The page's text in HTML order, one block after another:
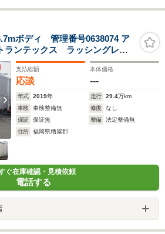
ボディ 管理番号0638074 ア
ンテックス ラッシングレー
90度ストッパー LED庫内灯3ケ
支払総額
応談
本体価格
---
年式 2019年 走行 29.4万km
車検
車検整備無 修復
なし
保証
保証無 整備
法定整備無
住所
福岡県糟屋郡
ぐ在庫確認・見積依頼
電話する